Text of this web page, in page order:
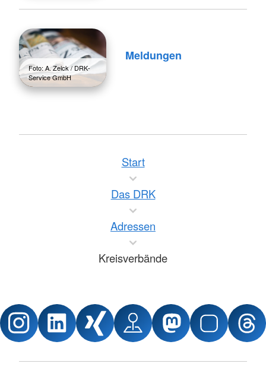
Foto: A. Zelck / DRK-
Service GmbH
Meldungen
Start
Das DRK
Adressen
Kreisverbände